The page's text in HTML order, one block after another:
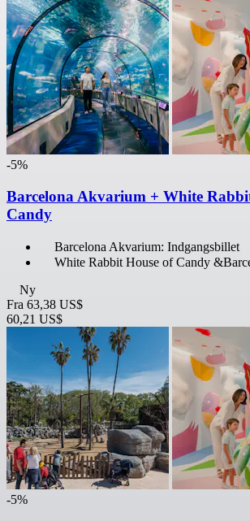
-5%
Barcelona Akvarium + White
Candy
Barcelona Akvarium: Indgangsbillet
White Rabbit House of Candy
Ny
Fra 63,38 US$
60,21 US$
-5%